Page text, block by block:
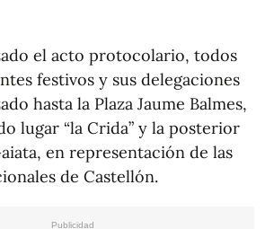
el acto protocolario, todos
festivos y sus delegaciones
hasta la Plaza Jaume Balmes,
lugar “la Crida” y la posterior
en representación de las
de Castellón.